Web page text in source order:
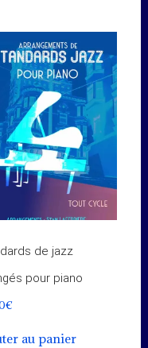
de jazz
pour piano
€
au panier